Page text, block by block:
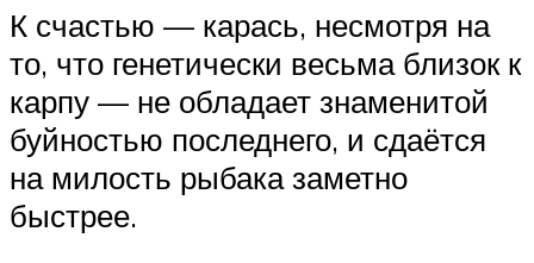
К счастью — карась, несмотря на
то, что генетически весьма близок к
карпу — не обладает знаменитой
буйностью последнего, и сдаётся
на милость рыбака заметно
быстрее.